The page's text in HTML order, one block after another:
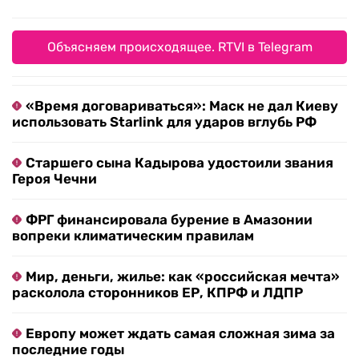
Объясняем происходящее. RTVI в Telegram
«Время договариваться»: Маск не дал Киеву
использовать Starlink для ударов вглубь РФ
Старшего сына Кадырова удостоили звания
Героя Чечни
ФРГ финансировала бурение в Амазонии
вопреки климатическим правилам
Мир, деньги, жилье: как «российская мечта»
расколола сторонников ЕР, КПРФ и ЛДПР
Европу может ждать самая сложная зима за
последние годы